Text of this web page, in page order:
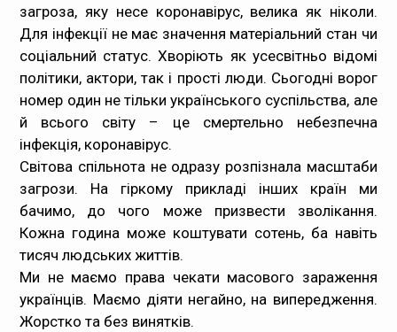
загроза, яку несе коронавірус, велика як ніколи.
Для інфекції не має значення матеріальний стан чи
соціальний статус. Хворіють як усесвітньо відомі
політики, актори, так і прості люди. Сьогодні ворог
номер один не тільки українського суспільства, але
й всього світу – це смертельно небезпечна
інфекція, коронавірус.
Світова спільнота не одразу розпізнала масштаби
загрози. На гіркому прикладі інших країн ми
бачимо, до чого може призвести зволікання.
Кожна година може коштувати сотень, ба навіть
тисяч людських життів.
Ми не маємо права чекати масового зараження
українців. Маємо діяти негайно, на випередження.
Жорстко та без винятків.